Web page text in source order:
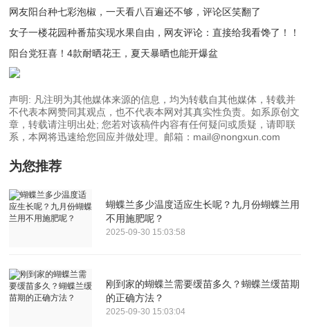
网友阳台种七彩泡椒，一天看八百遍还不够，评论区笑翻了
女子一楼花园种番茄实现水果自由，网友评论：直接给我看馋了！！
阳台党狂喜！4款耐晒花王，夏天暴晒也能开爆盆
声明: 凡注明为其他媒体来源的信息，均为转载自其他媒体，转载并
不代表本网赞同其观点，也不代表本网对其真实性负责。如系原创文
章，转载请注明出处; 您若对该稿件内容有任何疑问或质疑，请即联
系，本网将迅速给您回应并做处理。邮箱：mail@nongxun.com
为您推荐
蝴蝶兰多少温度适应生长呢？九月份蝴蝶兰用
不用施肥呢？
2025-09-30 15:03:58
刚到家的蝴蝶兰需要缓苗多久？蝴蝶兰缓苗期
的正确方法？
2025-09-30 15:03:04